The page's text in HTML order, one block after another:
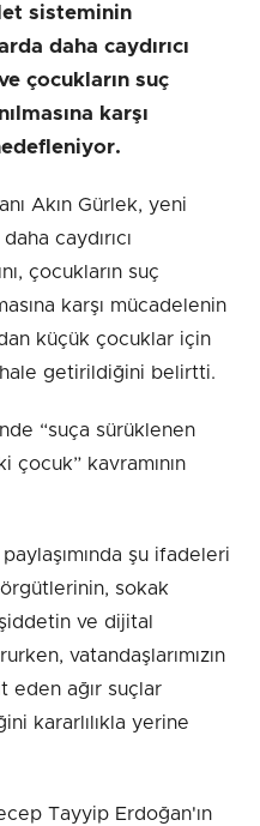
sisteminin
daha caydırıcı
çocukların suç
karşı
Akın Gürlek, yeni
caydırıcı
çocukların suç
karşı mücadelenin
küçük çocuklar için
getirildiğini belirtti.
“suça sürüklenen
çocuk” kavramının
şu ifadeleri
örgütlerinin, sokak
ve dijital
vatandaşlarımızın
eden ağır suçlar
kararlılıkla yerine
Tayyip Erdoğan'ın